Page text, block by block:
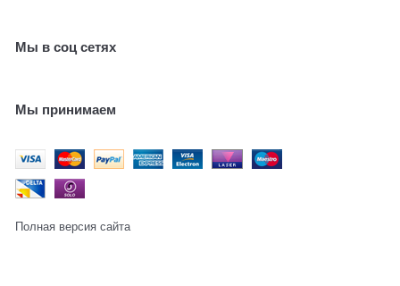
Мы в соц сетях
Мы принимаем
Полная версия сайта